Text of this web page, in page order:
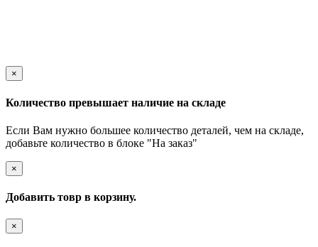
×
Количество превышает наличие на складе
Если Вам нужно большее количество деталей, чем на складе,
добавьте количество в блоке "На заказ"
×
Добавить товр в корзину.
×